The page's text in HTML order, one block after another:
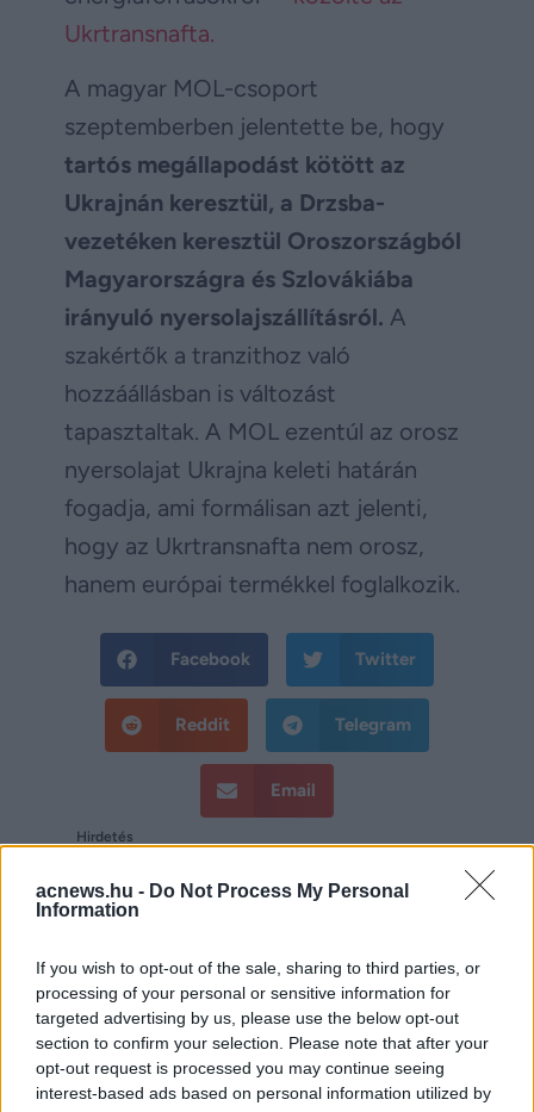
acnews.hu - Do Not Process My Personal
Information
If you wish to opt-out of the sale, sharing to third parties, or
processing of your personal or sensitive information for
targeted advertising by us, please use the below opt-out
section to confirm your selection. Please note that after your
opt-out request is processed you may continue seeing
interest-based ads based on personal information utilized by
Ukrtransnafta.
A magyar MOL-csoport
szeptemberben jelentette be, hogy
tartós megállapodást kötött az
Ukrajnán keresztül, a Drzsba-
vezetéken keresztül Oroszországból
Magyarországra és Szlovákiába
irányuló nyersolajszállításról. A
szakértők a tranzithoz való
hozzáállásban is változást
tapasztaltak. A MOL ezentúl az orosz
nyersolajat Ukrajna keleti határán
fogadja, ami formálisan azt jelenti,
hogy az Ukrtransnafta nem orosz,
hanem európai termékkel foglalkozik.
Facebook Twitter
Reddit Telegram
Email
Hirdetés